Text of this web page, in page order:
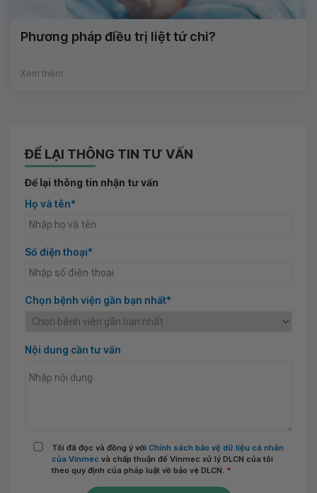
Phương pháp điều trị liệt tứ chi?
Xem thêm
ĐỂ LẠI THÔNG TIN TƯ VẤN
Để lại thông tin nhận tư vấn
Họ và tên*
Số điện thoại*
Chọn bệnh viện gần bạn nhất*
Nội dung cần tư vấn
Tôi đã đọc và đồng ý với Chính sách bảo vệ dữ liệu cá nhân
của Vinmec và chấp thuận để Vinmec xử lý DLCN của tôi
theo quy định của pháp luật về bảo vệ DLCN. *